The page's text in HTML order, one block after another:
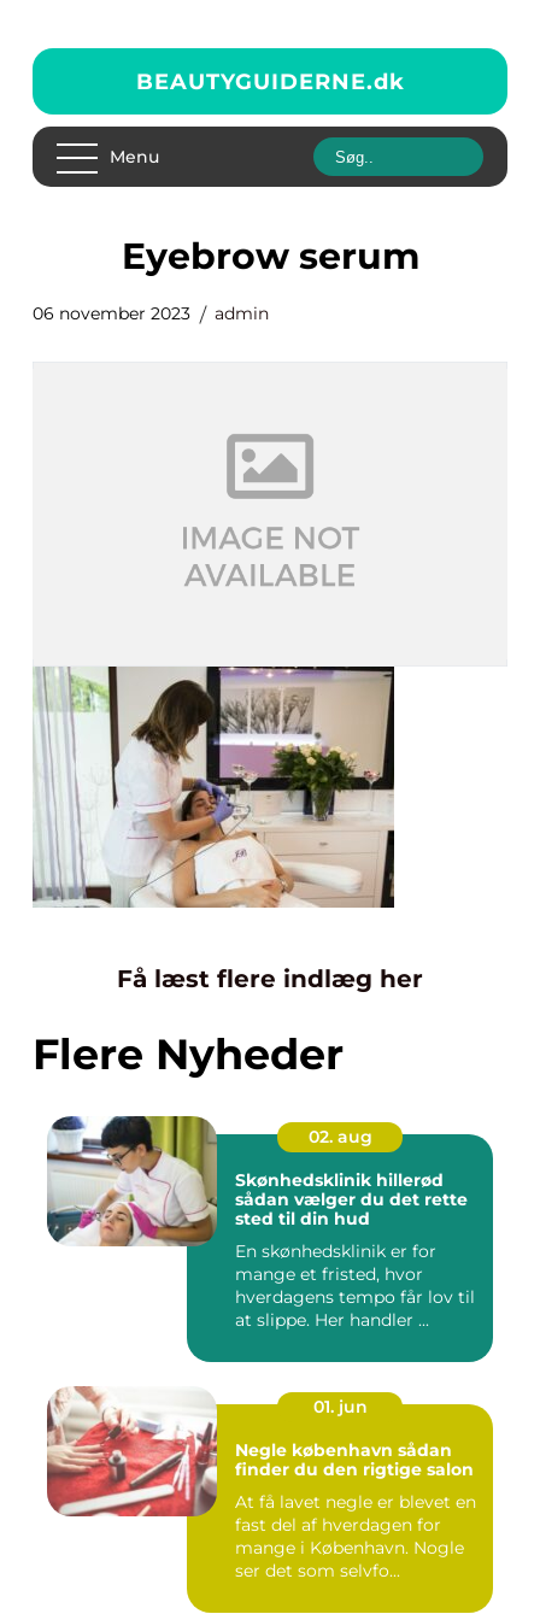
BEAUTYGUIDERNE.dk
Menu
eyebrow serum
06 november 2023 admin
Få læst flere indlæg her
Flere Nyheder
02. aug
Skønhedsklinik hillerød
sådan vælger du det rette
sted til din hud
En skønhedsklinik er for
mange et fristed, hvor
hverdagens tempo får lov til
at slippe. Her handler ...
01. jun
Negle københavn sådan
finder du den rigtige salon
At få lavet negle er blevet en
fast del af hverdagen for
mange i København. Nogle
ser det som selvfo...